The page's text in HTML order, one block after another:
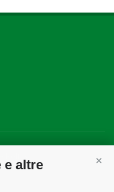
e altre